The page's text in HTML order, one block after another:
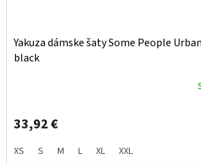
Yakuza dámske šaty Some People
black
33,92 €
XS S M L XL XXL